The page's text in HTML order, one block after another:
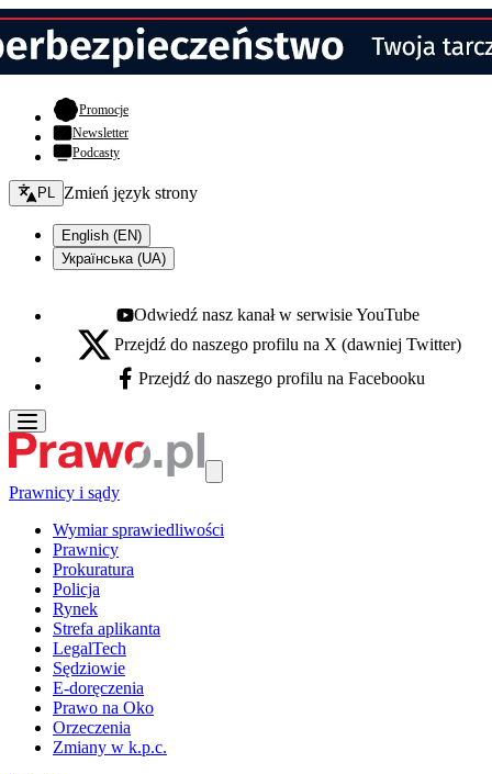
Promocje- otwiera się w nowej karcie
Newsletter
Podcasty
Zmień język - bieżący:
PL Zmień język strony
English (EN)
Українська (UA)
Youtube - otwiera się w nowej karcie
Odwiedź nasz kanał w serwisie YouTube
X - otwiera się w nowej karcie
Przejdź do naszego profilu na X (dawniej Twitter)
Facebook - otwiera się w nowej karcie
Przejdź do naszego profilu na Facebooku
Prawnicy i sądy
Wymiar sprawiedliwości
Prawnicy
Prokuratura
Policja
Rynek
Strefa aplikanta
LegalTech
Sędziowie
E-doręczenia
Prawo na Oko
Orzeczenia
Zmiany w k.p.c.